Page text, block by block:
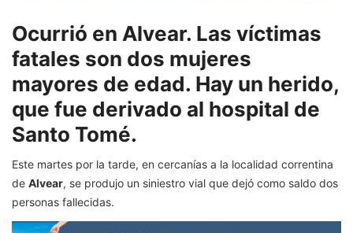
Ocurrió en Alvear. Las víctimas
fatales son dos mujeres
mayores de edad. Hay un herido,
que fue derivado al hospital de
Santo Tomé.
Este martes por la tarde, en cercanías a la localidad correntina
de Alvear, se produjo un siniestro vial que dejó como saldo dos
personas fallecidas.